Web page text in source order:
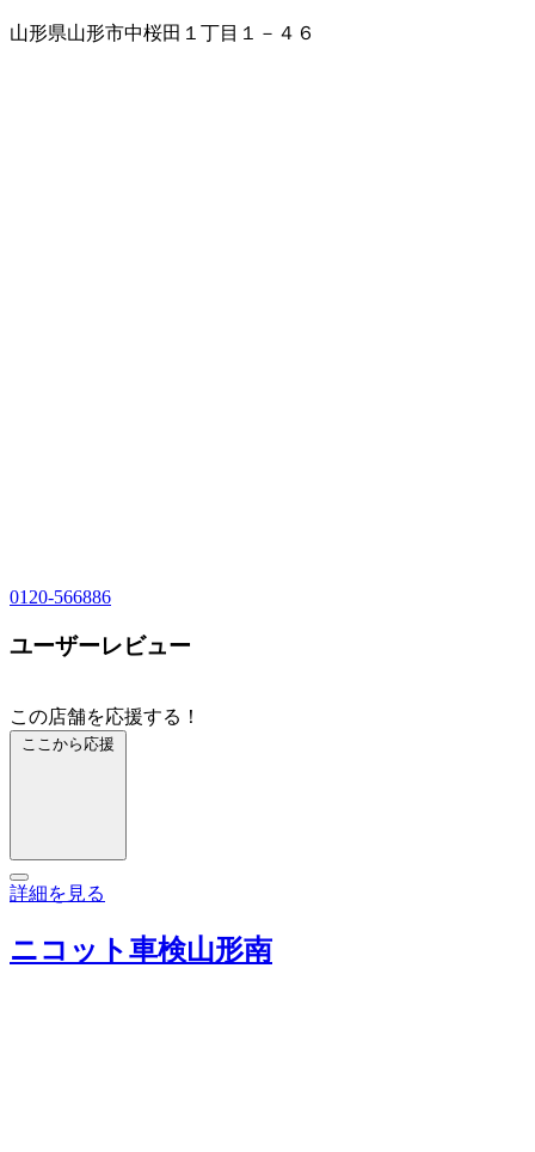
山形県山形市中桜田１丁目１－４６
0120-566886
ユーザーレビュー
この店舗を応援する！
ここから応援
詳細を見る
ニコット車検山形南